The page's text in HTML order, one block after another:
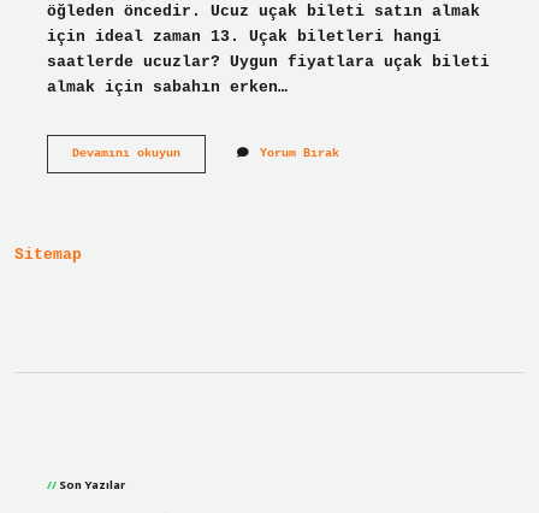
öğleden öncedir. Ucuz uçak bileti satın almak
için ideal zaman 13. Uçak biletleri hangi
saatlerde ucuzlar? Uygun fiyatlara uçak bileti
almak için sabahın erken…
Devamını okuyunAlmanyaya
Yorum Bırak
Sitemap
Son Yazılar